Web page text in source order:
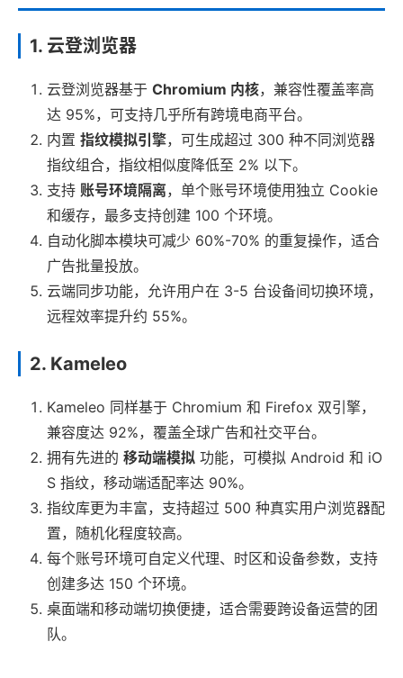
1. 云登浏览器
云登浏览器基于 Chromium 内核，兼容性覆盖率高
达 95%，可支持几乎所有跨境电商平台。
内置 指纹模拟引擎，可生成超过 300 种不同浏览器
指纹组合，指纹相似度降低至 2% 以下。
支持 账号环境隔离，单个账号环境使用独立 Cookie
和缓存，最多支持创建 100 个环境。
自动化脚本模块可减少 60%-70% 的重复操作，适合
广告批量投放。
云端同步功能，允许用户在 3-5 台设备间切换环境，
远程效率提升约 55%。
2. Kameleo
Kameleo 同样基于 Chromium 和 Firefox 双引擎，
兼容度达 92%，覆盖全球广告和社交平台。
拥有先进的 移动端模拟 功能，可模拟 Android 和 iO
S 指纹，移动端适配率达 90%。
指纹库更为丰富，支持超过 500 种真实用户浏览器配
置，随机化程度较高。
每个账号环境可自定义代理、时区和设备参数，支持
创建多达 150 个环境。
桌面端和移动端切换便捷，适合需要跨设备运营的团
队。